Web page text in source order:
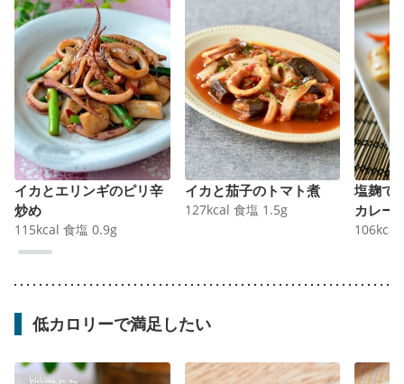
イカとエリンギのピリ辛
炒め
115kcal 食塩 0.9g
イカと茄子のトマト煮
127kcal 食塩 1.5g
塩麹で
カレー
106kcal
低カロリーで満足したい